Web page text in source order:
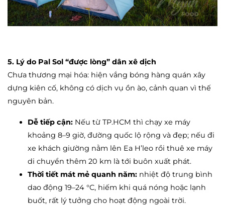
5. Lý do Pal Sol “được lòng” dân xê dịch
Chưa thương mại hóa: hiện vắng bóng hàng quán xây
dựng kiên cố, không có dịch vụ ồn ào, cảnh quan vì thế
nguyên bản.
Dễ tiếp cận: Nếu từ TP.HCM thì chạy xe máy
khoảng 8–9 giờ, đường quốc lộ rộng và đẹp; nếu đi
xe khách giường nằm lên Ea H’leo rồi thuê xe máy
di chuyển thêm 20 km là tới buôn xuất phát.
Thời tiết mát mẻ quanh năm: nhiệt độ trung bình
dao động 19–24 °C, hiếm khi quá nóng hoặc lạnh
buốt, rất lý tưởng cho hoạt động ngoài trời.